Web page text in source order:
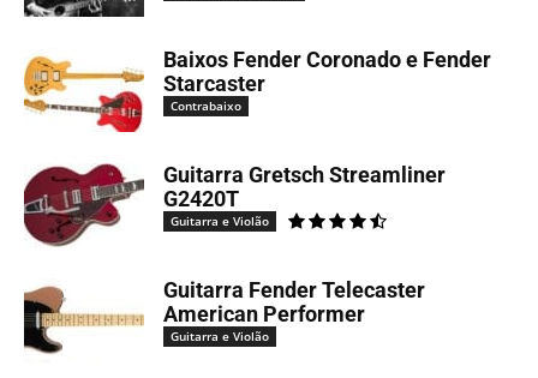
Baixos Fender Coronado e Fender
Starcaster
Contrabaixo
Guitarra Gretsch Streamliner
G2420T
Guitarra e Violão
Guitarra Fender Telecaster
American Performer
Guitarra e Violão